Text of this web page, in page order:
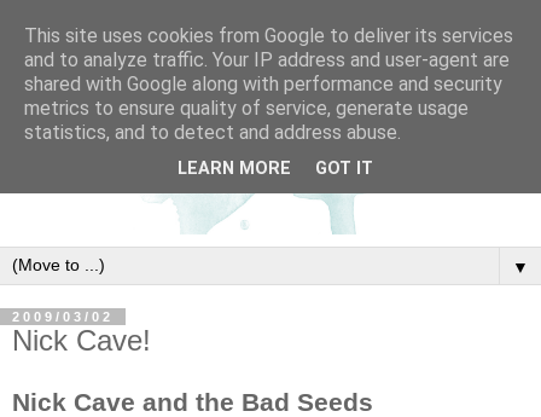
▼
2009/03/02
Nick Cave!
Nick Cave and the Bad Seeds
This site uses cookies from Google to deliver its services
and to analyze traffic. Your IP address and user-agent are
shared with Google along with performance and security
metrics to ensure quality of service, generate usage
statistics, and to detect and address abuse.
LEARN MORE GOT IT